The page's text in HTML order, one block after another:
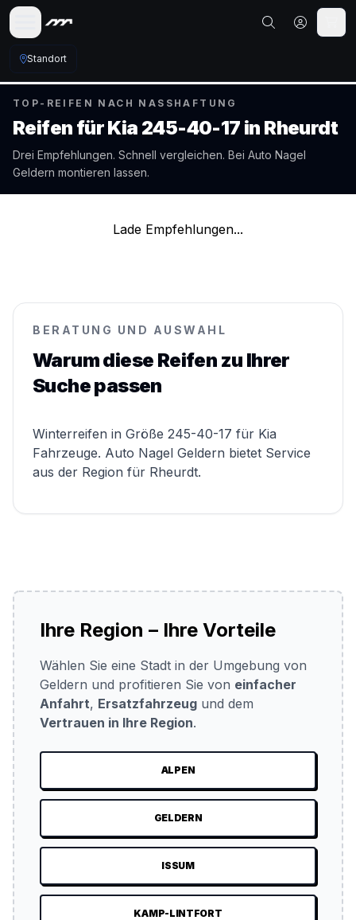
Standort
TOP-REIFEN NACH NASSHAFTUNG
Reifen fürKia 245-40-17 in Rheurdt
Drei Empfehlungen. Schnell vergleichen. Bei Auto Nagel
Geldern montieren lassen.
Lade Empfehlungen...
BERATUNG UND AUSWAHL
Warum diese Reifen zu Ihrer
Suche passen
Winterreifen in Größe 245-40-17 für Kia
Fahrzeuge. Auto Nagel Geldern bietet Service
aus der Region für Rheurdt.
Ihre Region – Ihre Vorteile
Wählen Sie eine Stadt in der Umgebung von
Geldern und profitieren Sie von einfacher
Anfahrt, Ersatzfahrzeug und dem
Vertrauen in Ihre Region.
ALPEN
GELDERN
ISSUM
KAMP-LINTFORT